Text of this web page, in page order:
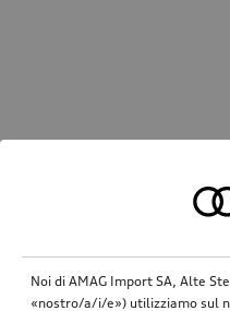
Noi di AMAG Import SA, Alte
«nostro/a/i/e») utilizziamo sul